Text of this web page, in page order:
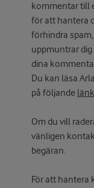
kommentar till
för att hantera
förhindra
uppmuntrar
dina
Du kan läsa
på följande länk
Om du vill
vänligen
begäran.
För att hantera